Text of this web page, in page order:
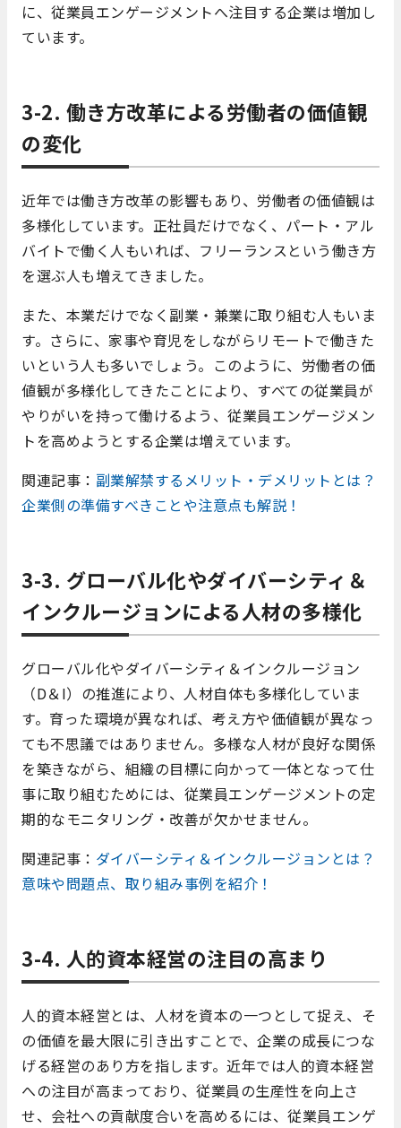
に、従業員エンゲージメントへ注目する企業は増加し
ています。
3-2. 働き方改革による労働者の価値観
の変化
近年では働き方改革の影響もあり、労働者の価値観は
多様化しています。正社員だけでなく、パート・アル
バイトで働く人もいれば、フリーランスという働き方
を選ぶ人も増えてきました。
また、本業だけでなく副業・兼業に取り組む人もいま
す。さらに、家事や育児をしながらリモートで働きた
いという人も多いでしょう。このように、労働者の価
値観が多様化してきたことにより、すべての従業員が
やりがいを持って働けるよう、従業員エンゲージメン
トを高めようとする企業は増えています。
関連記事： 副業解禁するメリット・デメリットとは？
企業側の準備すべきことや注意点も解説！
3-3. グローバル化やダイバーシティ＆
インクルージョンによる人材の多様化
グローバル化やダイバーシティ＆インクルージョン
（D＆I）の推進により、人材自体も多様化していま
す。育った環境が異なれば、考え方や価値観が異なっ
ても不思議ではありません。多様な人材が良好な関係
を築きながら、組織の目標に向かって一体となって仕
事に取り組むためには、従業員エンゲージメントの定
期的なモニタリング・改善が欠かせません。
関連記事： ダイバーシティ＆インクルージョンとは？
意味や問題点、取り組み事例を紹介！
3-4. 人的資本経営の注目の高まり
人的資本経営とは、人材を資本の一つとして捉え、そ
の価値を最大限に引き出すことで、企業の成長につな
げる経営のあり方を指します。近年では人的資本経営
への注目が高まっており、従業員の生産性を向上さ
せ、会社への貢献度合いを高めるには、従業員エンゲ